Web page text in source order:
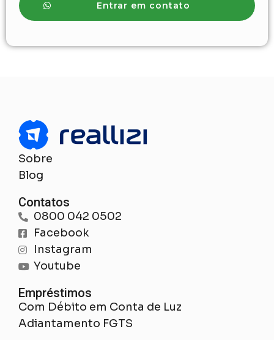
Entrar em contato
Sobre
Blog
Contatos
0800 042 0502
Facebook
Instagram
Youtube
Empréstimos
Com Débito em Conta de Luz
Adiantamento FGTS